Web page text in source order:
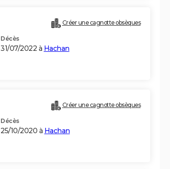
Créer une cagnotte obsèques
Décès
31/07/2022 à Hachan
Créer une cagnotte obsèques
Décès
25/10/2020 à Hachan